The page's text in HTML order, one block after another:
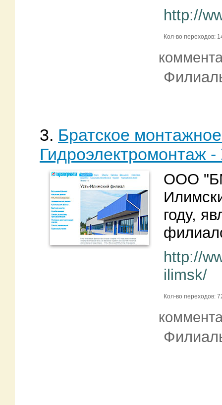
http://
Кол-во переходов:
3. Братское
Гидроэлектромонтаж
ООО
году,
http://
ilimsk/
Кол-во переходов: